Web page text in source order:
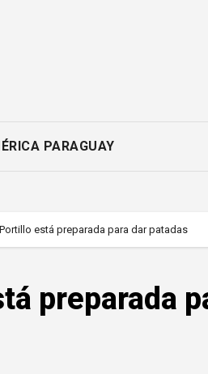
PARAGUAY
está preparada para dar patadas
preparada